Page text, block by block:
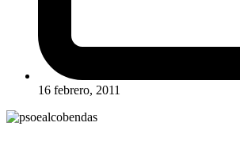
16 febrero, 2011